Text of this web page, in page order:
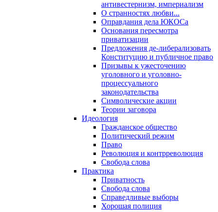
антивестернизм, империализм
О странностях любви...
Оправдания дела ЮКОСа
Основания пересмотра
приватизации
Предложения де-либерализовать
Конституцию и публичное право
Призывы к ужесточению
уголовного и уголовно-
процессуального
законодательства
Символические акции
Теории заговора
Идеология
Гражданское общество
Политический режим
Право
Революция и контрреволюция
Свобода слова
Практика
Приватность
Свобода слова
Справедливые выборы
Хорошая полиция